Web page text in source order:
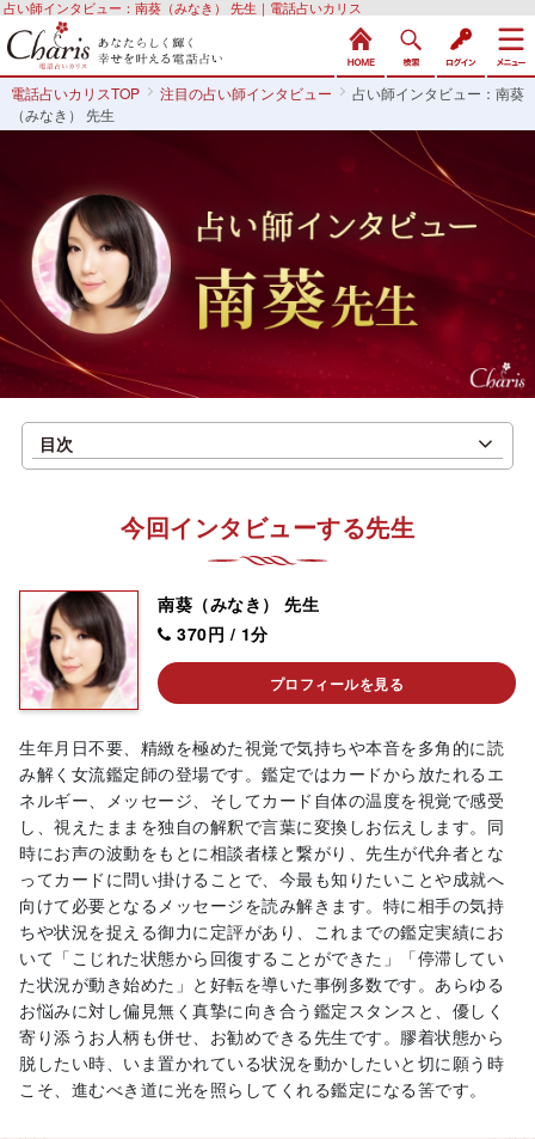
占い師インタビュー：南葵（みなき） 先生｜電話占いカリス
電話占いカリスTOP 注目の占い師インタビュー
占い師インタビュー：南葵
（みなき） 先生
目次
今回インタビューする先生
南葵（みなき） 先生
370円 / 1分
プロフィールを見る
生年月日不要、精緻を極めた視覚で気持ちや本音を多角的に読
み解く女流鑑定師の登場です。鑑定ではカードから放たれるエ
ネルギー、メッセージ、そしてカード自体の温度を視覚で感受
し、視えたままを独自の解釈で言葉に変換しお伝えします。同
時にお声の波動をもとに相談者様と繋がり、先生が代弁者とな
ってカードに問い掛けることで、今最も知りたいことや成就へ
向けて必要となるメッセージを読み解きます。特に相手の気持
ちや状況を捉える御力に定評があり、これまでの鑑定実績にお
いて「こじれた状態から回復することができた」「停滞してい
た状況が動き始めた」と好転を導いた事例多数です。あらゆる
お悩みに対し偏見無く真摯に向き合う鑑定スタンスと、優しく
寄り添うお人柄も併せ、お勧めできる先生です。膠着状態から
脱したい時、いま置かれている状況を動かしたいと切に願う時
こそ、進むべき道に光を照らしてくれる鑑定になる筈です。